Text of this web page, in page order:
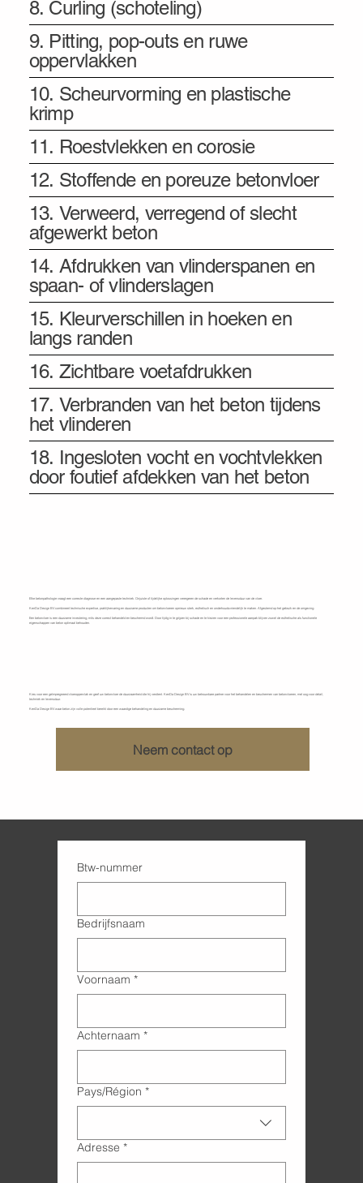
8. Curling (schoteling)
9. Pitting, pop-outs en ruwe
oppervlakken
10. Scheurvorming en plastische
krimp
11. Roestvlekken en corosie
12. Stoffende en poreuze betonvloer
13. Verweerd, verregend of slecht
afgewerkt beton
14. Afdrukken van vlinderspanen en
spaan- of vlinderslagen
15. Kleurverschillen in hoeken en
langs randen
16. Zichtbare voetafdrukken
17. Verbranden van het beton tijdens
het vlinderen
18. Ingesloten vocht en vochtvlekken
door foutief afdekken van het beton
Elke betonpathologie vraagt een correcte diagnose en een aangepaste techniek. Onjuiste of tijdelijke oplossingen verergeren de schade en verkorten de levensduur van de vloer.
KenDa Design BV combineert technische expertise, praktijkervaring en duurzame producten om betonvloeren opnieuw sterk, esthetisch en onderhoudsvriendelijk te maken. Afgestemd op het gebruik en de omgeving.
Een betonvloer is een duurzame investering, mits deze correct behandeld en beschermd wordt. Door tijdig in te grijpen bij schade en te kiezen voor een professionele aanpak blijven zowel de esthetische als functionele
eigenschappen van beton optimaal behouden.
Kies voor een geïmpregneerd vloeroppervlak en geef uw betonvloer de duurzaamheid die hij verdient. KenDa Design BV is uw betrouwbare partner voor het behandelen en beschermen van betonvloeren, met oog voor detail,
techniek en levensduur.
KenDa Design BV waar beton zijn volle potentieel bereikt door een waardige behandeling en duurzame bescherming.
Neem contact op
Btw-nummer
Bedrijfsnaam
Voornaam *
Achternaam *
Adres met meerdere regels
Pays/Région *
Adresse *